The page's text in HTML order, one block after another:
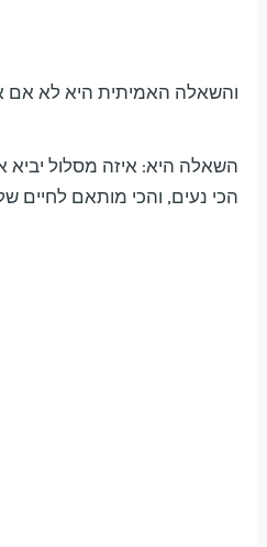
והשאלה האמיתית היא לא אם
השאלה היא: איזה מסלול יביא
הכי נעים, והכי מותאם לחיים